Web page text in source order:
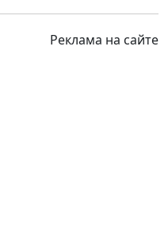
Реклама на сайте